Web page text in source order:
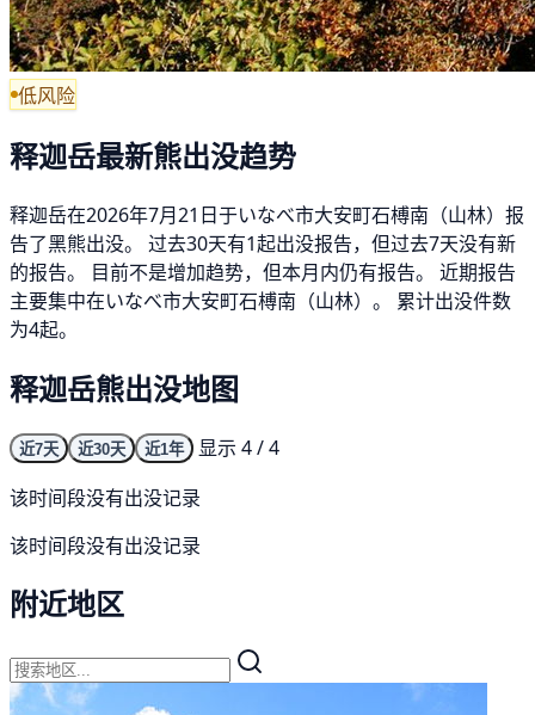
低风险
释迦岳最新熊出没趋势
释迦岳在2026年7月21日于いなべ市大安町石榑南（山林）报
告了黑熊出没。 过去30天有1起出没报告，但过去7天没有新
的报告。 目前不是增加趋势，但本月内仍有报告。 近期报告
主要集中在いなべ市大安町石榑南（山林）。 累计出没件数
为4起。
释迦岳熊出没地图
近7天 近30天 近1年
显示 4 / 4
该时间段没有出没记录
该时间段没有出没记录
附近地区